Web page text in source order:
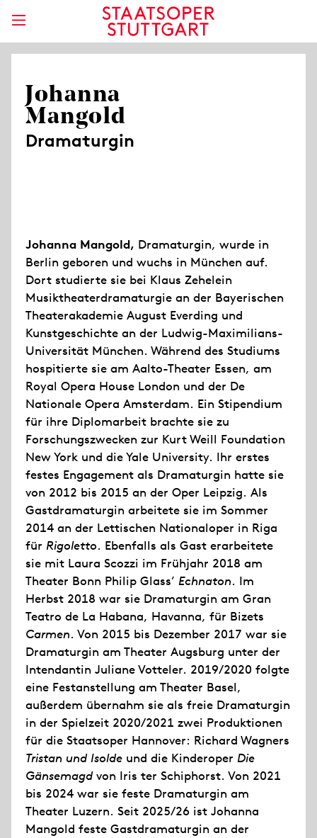
Johanna
Mangold
Dramaturgin
Johanna Mangold, Dramaturgin, wurde in
Berlin geboren und wuchs in München auf.
Dort studierte sie bei Klaus Zehelein
Musiktheaterdramaturgie an der Bayerischen
Theaterakademie August Everding und
Kunstgeschichte an der Ludwig-Maximilians-
Universität München. Während des Studiums
hospitierte sie am Aalto-Theater Essen, am
Royal Opera House London und der De
Nationale Opera Amsterdam. Ein Stipendium
für ihre Diplomarbeit brachte sie zu
Forschungszwecken zur Kurt Weill Foundation
New York und die Yale University. Ihr erstes
festes Engagement als Dramaturgin hatte sie
von 2012 bis 2015 an der Oper Leipzig. Als
Gastdramaturgin arbeitete sie im Sommer
2014 an der Lettischen Nationaloper in Riga
für Rigoletto. Ebenfalls als Gast erarbeitete
sie mit Laura Scozzi im Frühjahr 2018 am
Theater Bonn Philip Glass’ Echnaton. Im
Herbst 2018 war sie Dramaturgin am Gran
Teatro de La Habana, Havanna, für Bizets
Carmen. Von 2015 bis Dezember 2017 war sie
Dramaturgin am Theater Augsburg unter der
Intendantin Juliane Votteler. 2019/2020 folgte
eine Festanstellung am Theater Basel,
außerdem übernahm sie als freie Dramaturgin
in der Spielzeit 2020/2021 zwei Produktionen
für die Staatsoper Hannover: Richard Wagners
Tristan und Isolde und die Kinderoper Die
Gänsemagdvon Iris ter Schiphorst. Von 2021
bis 2024 war sie feste Dramaturgin am
Theater Luzern. Seit 2025/26 ist Johanna
Mangold feste Gastdramaturgin an der